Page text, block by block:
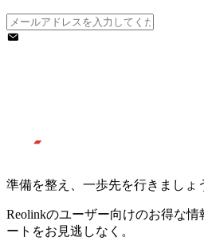
準備を整え、一歩先を行きましょ
Reolinkのユーザー向けのお得な
ートをお見逃しなく。